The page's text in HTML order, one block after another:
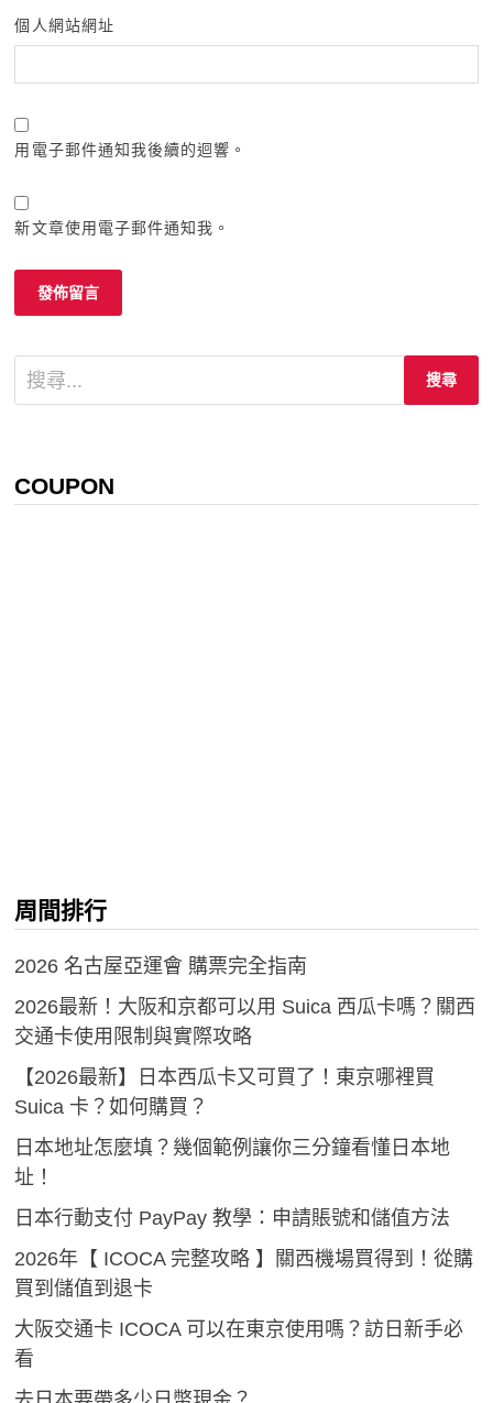
個人網站網址
用電子郵件通知我後續的迴響。
新文章使用電子郵件通知我。
搜
尋
COUPON
周間排行
2026 名古屋亞運會 購票完全指南
2026最新！大阪和京都可以用 Suica 西瓜卡嗎？關西
交通卡使用限制與實際攻略
【2026最新】日本西瓜卡又可買了！東京哪裡買
Suica 卡？如何購買？
日本地址怎麼填？幾個範例讓你三分鐘看懂日本地
址！
日本行動支付 PayPay 教學：申請賬號和儲值方法
2026年【 ICOCA 完整攻略 】關西機場買得到！從購
買到儲值到退卡
大阪交通卡 ICOCA 可以在東京使用嗎？訪日新手必
看